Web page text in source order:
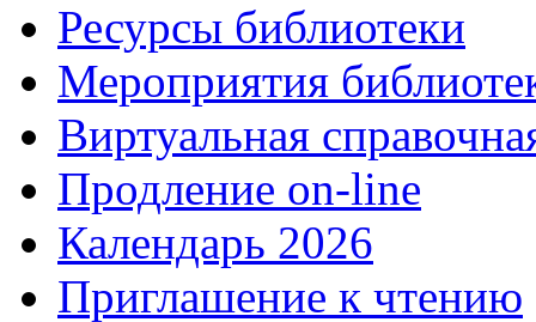
Ресурсы библиотеки
Мероприятия
Виртуальная
Продление on-line
Календарь 2026
Приглашение к чтению